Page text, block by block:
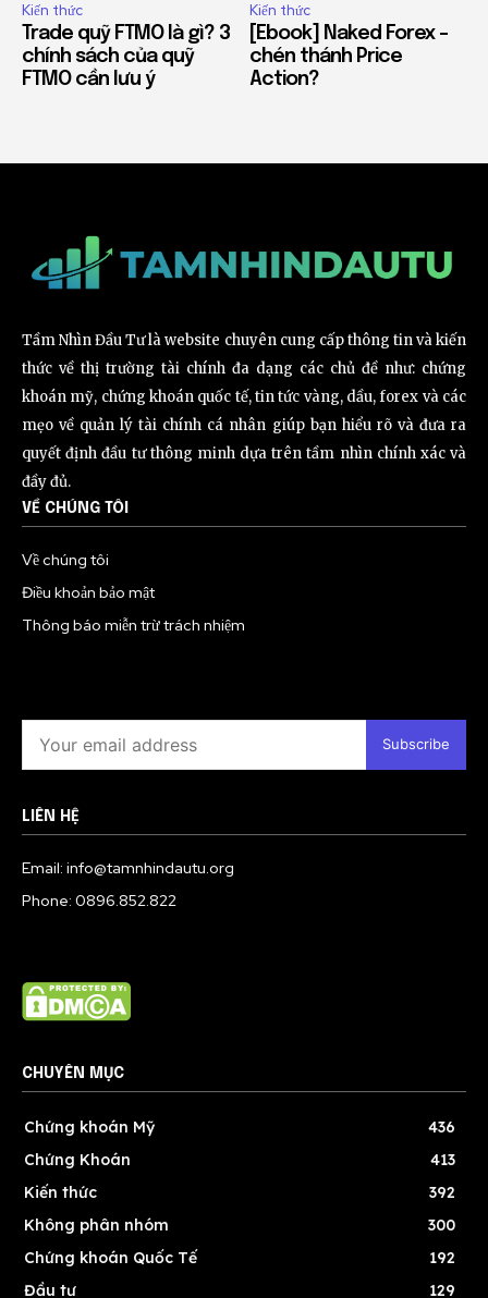
Kiến thức
Trade quỹ FTMO là gì? 3
chính sách của quỹ
FTMO cần lưu ý
Kiến thức
[Ebook] Naked Forex –
chén thánh Price
Action?
Tầm Nhìn Đầu Tư là website chuyên cung cấp thông tin và kiến
thức về thị trường tài chính đa dạng các chủ đề như: chứng
khoán mỹ, chứng khoán quốc tế, tin tức vàng, dầu, forex và các
mẹo về quản lý tài chính cá nhân giúp bạn hiểu rõ và đưa ra
quyết định đầu tư thông minh dựa trên tầm nhìn chính xác và
đầy đủ.
VỀ CHÚNG TÔI
Về chúng tôi
Điều khoản bảo mật
Thông báo miễn trừ trách nhiệm
Subscribe
LIÊN HỆ
Email: info@tamnhindautu.org
Phone: 0896.852.822
CHUYÊN MỤC
Chứng khoán Mỹ
436
Chứng Khoán
413
Kiến thức
392
Không phân nhóm
300
Chứng khoán Quốc Tế
192
Đầu tư
129